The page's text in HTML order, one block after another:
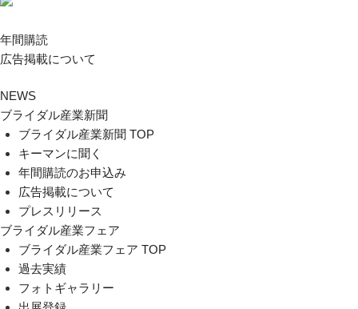
年間購読
広告掲載について
NEWS
ブライダル産業新聞
ブライダル産業新聞 TOP
キーマンに聞く
年間購読のお申込み
広告掲載について
プレスリリース
ブライダル産業フェア
ブライダル産業フェア TOP
過去実績
フォトギャラリー